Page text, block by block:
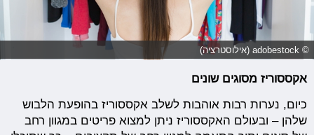
© adobestock (אילוסטרציה)
אקססוריז מסוגים שונים
כיום, נערות רבות אוהבות לשלב אקססוריז בהופעת הלבוש
שלהן – ובעולם האקססוריז ניתן למצוא פריטים במגוון רחב